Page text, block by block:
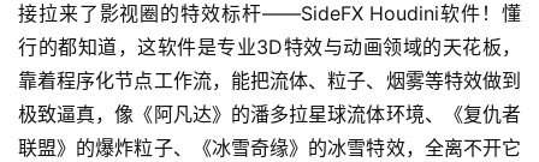
接拉来了影视圈的特效标杆——SideFX Houdini软件！懂
行的都知道，这软件是专业3D特效与动画领域的天花板，
靠着程序化节点工作流，能把流体、粒子、烟雾等特效做到
极致逼真，像《阿凡达》的潘多拉星球流体环境、《复仇者
联盟》的爆炸粒子、《冰雪奇缘》的冰雪特效，全离不开它